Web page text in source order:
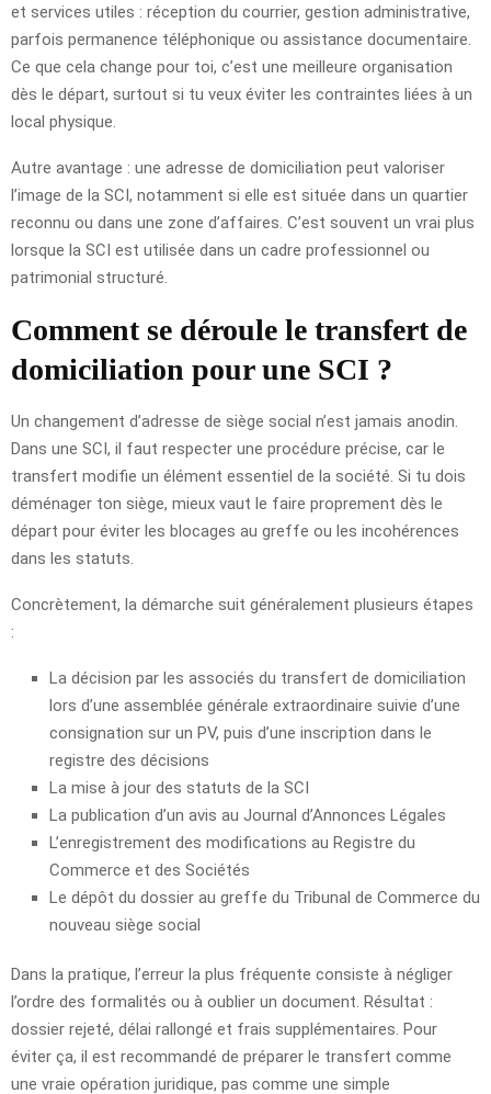
et services utiles : réception du courrier, gestion administrative,
parfois permanence téléphonique ou assistance documentaire.
Ce que cela change pour toi, c’est une meilleure organisation
dès le départ, surtout si tu veux éviter les contraintes liées à un
local physique.
Autre avantage : une adresse de domiciliation peut valoriser
l’image de la SCI, notamment si elle est située dans un quartier
reconnu ou dans une zone d’affaires. C’est souvent un vrai plus
lorsque la SCI est utilisée dans un cadre professionnel ou
patrimonial structuré.
Comment se déroule le transfert de
domiciliation pour une SCI ?
Un changement d’adresse de siège social n’est jamais anodin.
Dans une SCI, il faut respecter une procédure précise, car le
transfert modifie un élément essentiel de la société. Si tu dois
déménager ton siège, mieux vaut le faire proprement dès le
départ pour éviter les blocages au greffe ou les incohérences
dans les statuts.
Concrètement, la démarche suit généralement plusieurs étapes
:
La décision par les associés du transfert de domiciliation
lors d’une assemblée générale extraordinaire suivie d’une
consignation sur un PV, puis d’une inscription dans le
registre des décisions
La mise à jour des statuts de la SCI
La publication d’un avis au Journal d’Annonces Légales
L’enregistrement des modifications au Registre du
Commerce et des Sociétés
Le dépôt du dossier au greffe du Tribunal de Commerce du
nouveau siège social
Dans la pratique, l’erreur la plus fréquente consiste à négliger
l’ordre des formalités ou à oublier un document. Résultat :
dossier rejeté, délai rallongé et frais supplémentaires. Pour
éviter ça, il est recommandé de préparer le transfert comme
une vraie opération juridique, pas comme une simple